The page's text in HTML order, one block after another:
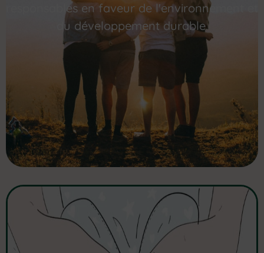
responsables en faveur de l'environnement et
du développement durable.